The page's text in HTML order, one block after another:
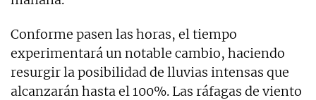
Conforme pasen las horas, el tiempo
experimentará un notable cambio, haciendo
resurgir la posibilidad de lluvias intensas que
alcanzarán hasta el 100%. Las ráfagas de viento